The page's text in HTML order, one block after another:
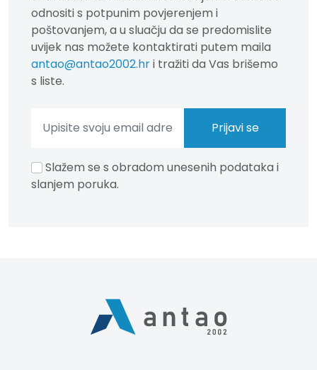
odnositi s potpunim povjerenjem i
poštovanjem, a u sluačju da se predomislite
uvijek nas možete kontaktirati putem maila
antao@antao2002.hri tražiti da Vas brišemo
s liste.
Slažem se s obradom unesenih podataka i
slanjem poruka.